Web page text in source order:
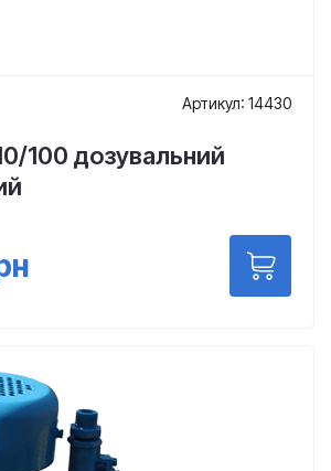
Артикул: 14430
100 дозувальний